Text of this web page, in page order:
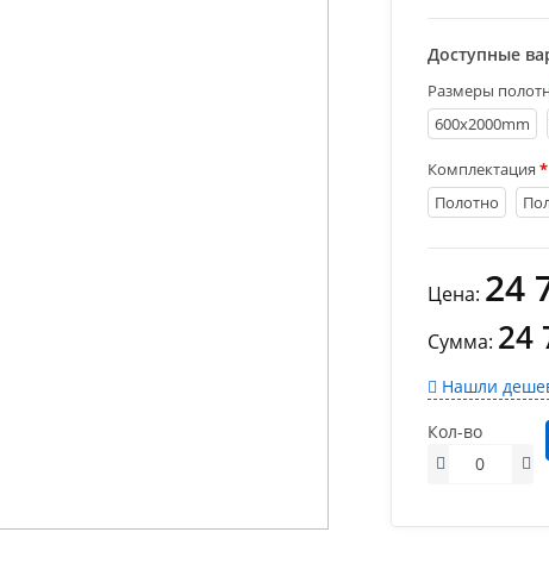
Доступные
Размеры
600х2000mm
Комплектация
Полотно
Цена: 24
Сумма: 24
Нашли
Кол-во